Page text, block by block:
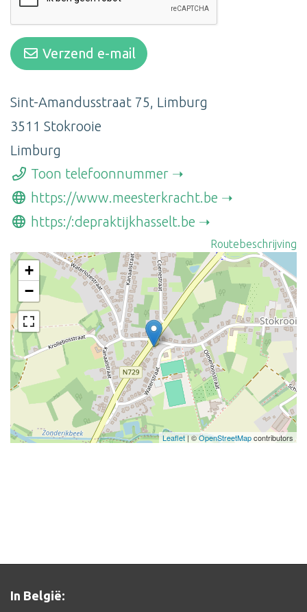
Verzend e-mail
Sint-Amandusstraat 75, Limburg
3511 Stokrooie
Limburg
Toon telefoonnummer
https://www.meesterkracht.be
https:/:depraktijkhasselt.be
Routebeschrijving
+
−
Leaflet| ©OpenStreetMapcontributors
In België: